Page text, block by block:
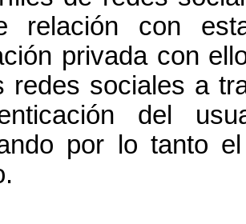
relación con
privada con
redes sociales a
del
por lo tanto